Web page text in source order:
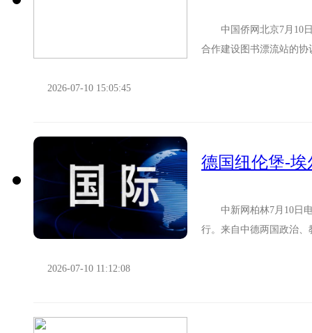
中国侨网北京7月10日
合作建设图书漂流站的
2026-07-10 15:05:45
德国纽伦堡-
中新网柏林7月10日电
行。来自中德两国政治
2026-07-10 11:12:08